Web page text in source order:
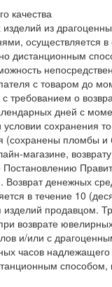
качества
из
осуществляется в
дистанционным
с товаром до
требованием о
дней с
сохранения
(сохранены пломбы и
магазине,
Постановлению
денежных
в течение 10
продавцом.
возврате
и/или с
часов надлежащего
способом,